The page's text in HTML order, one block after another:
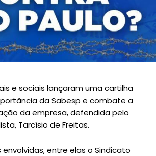
e sociais lançaram uma cartilha
da Sabesp e combate a
da empresa, defendida pelo
Tarcísio de Freitas.
envolvidas, entre elas o Sindicato